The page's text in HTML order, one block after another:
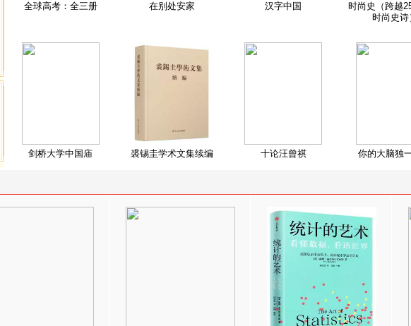
全球高考：全三册 在别处安家 汉字中国
时尚史（跨越
时尚史诗
剑桥大学中国庙 裘锡圭学术文集续编 十论汪曾祺 你的大脑独